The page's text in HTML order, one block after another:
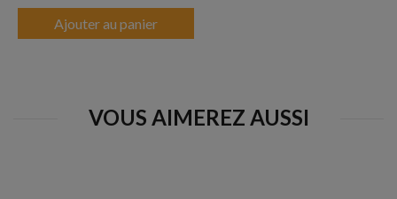
Ajouter au panier
VOUS AIMEREZ AUSSI